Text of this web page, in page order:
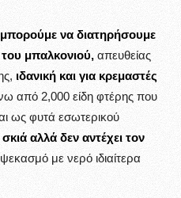
να διατηρήσουμε
μπαλκονιού, απευθείας
ιδανική και για κρεμαστές
από 2,000 είδη φτέρης που
ως φυτά εσωτερικού
αλλά δεν αντέχει τον
με νερό ιδιαίτερα